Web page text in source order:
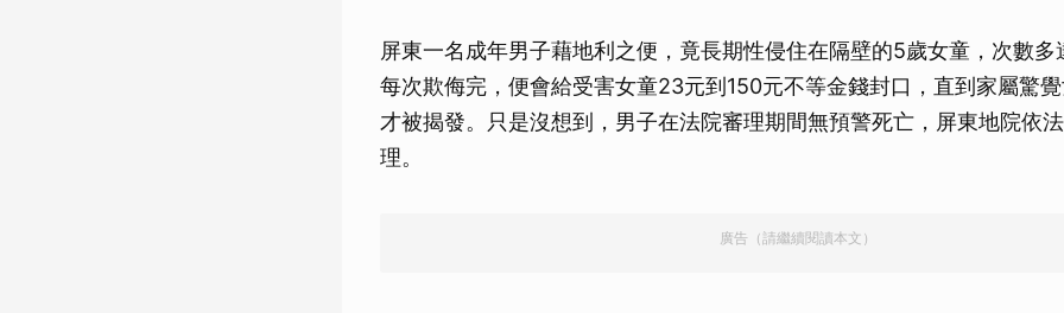
屏東一名成年男子藉地利之便，竟長期性侵住在隔壁的5歲女童，次數
每次欺侮完，便會給受害女童23元到150元不等金錢封口，直到家屬驚
才被揭發。只是沒想到，男子在法院審理期間無預警死亡，屏東地院依
理。
廣告（請繼續閱讀本文）